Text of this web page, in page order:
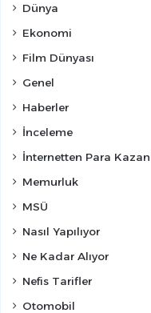
Dünya
Ekonomi
Film Dünyası
Genel
Haberler
İnceleme
İnternetten Para
Memurluk
MSÜ
Nasıl Yapılıyor
Ne Kadar Alıyor
Nefis Tarifler
Otomobil